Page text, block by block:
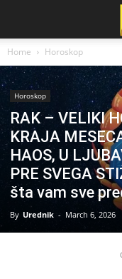
Home Horoskop
Horoskop
RAK – VELIKI
KRAJA
HAOS, U
PRE SVEGA
šta vam sve
By Urednik - March 6, 2026